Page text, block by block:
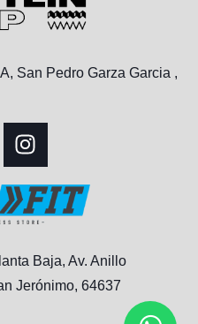
San Pedro Garza Garcia ,
Baja, Av. Anillo
Jerónimo, 64637